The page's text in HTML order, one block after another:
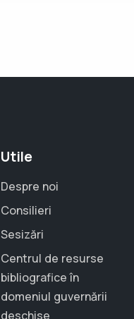
Utile
Despre noi
Consilieri
Sesizări
Centrul de resurse
bibliografice în
domeniul guvernării
deschise